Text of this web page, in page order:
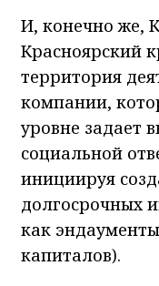
И, конечно же,
Красноярский
территория
компании,
уровне задает
социальной
инициируя
долгосрочных
как
капиталов).